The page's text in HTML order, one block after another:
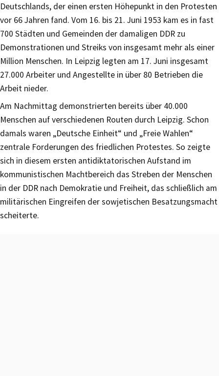
Deutschlands, der einen ersten Höhepunkt in den Protesten
vor 66 Jahren fand. Vom 16. bis 21. Juni 1953 kam es in fast
700 Städten und Gemeinden der damaligen DDR zu
Demonstrationen und Streiks von insgesamt mehr als einer
Million Menschen. In Leipzig legten am 17. Juni insgesamt
27.000 Arbeiter und Angestellte in über 80 Betrieben die
Arbeit nieder.
Am Nachmittag demonstrierten bereits über 40.000
Menschen auf verschiedenen Routen durch Leipzig. Schon
damals waren „Deutsche Einheit“ und „Freie Wahlen“
zentrale Forderungen des friedlichen Protestes. So zeigte
sich in diesem ersten antidiktatorischen Aufstand im
kommunistischen Machtbereich das Streben der Menschen
in der DDR nach Demokratie und Freiheit, das schließlich am
militärischen Eingreifen der sowjetischen Besatzungsmacht
scheiterte.